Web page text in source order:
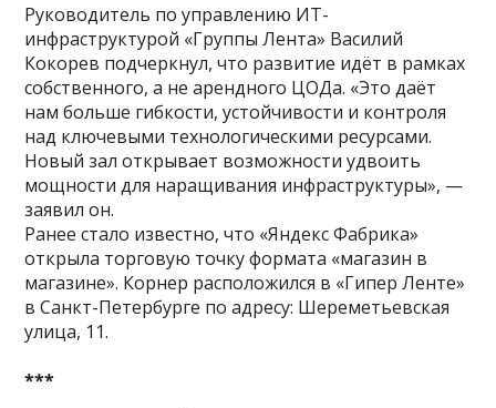
Руководитель по управлению ИТ-
инфраструктурой «Группы Лента» Василий
Кокорев подчеркнул, что развитие идёт в рамках
собственного, а не арендного ЦОДа. «Это даёт
нам больше гибкости, устойчивости и контроля
над ключевыми технологическими ресурсами.
Новый зал открывает возможности удвоить
мощности для наращивания инфраструктуры», —
заявил он.
Ранее стало известно, что «Яндекс Фабрика»
открыла торговую точку формата «магазин в
магазине». Корнер расположился в «Гипер Ленте»
в Санкт-Петербурге по адресу: Шереметьевская
улица, 11.
***